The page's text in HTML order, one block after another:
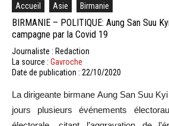
Accueil Asie Birmanie
BIRMANIE – POLITIQUE: Aung San Suu
campagne par la Covid 19
Journaliste : Redaction
La source : Gavroche
Date de publication : 22/10/2020
La dirigeante birmane Aung San Suu
jours plusieurs événements